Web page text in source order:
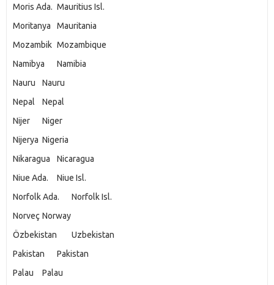
Moris Ada. Mauritius Isl.
Moritanya
Mauritania
Mozambik Mozambique
Namibya
Namibia
Nauru
Nauru
Nepal
Nepal
Nijer
Niger
Nijerya Nigeria
Nikaragua
Nicaragua
Niue Ada.
Niue Isl.
Norfolk Ada.
Norfolk Isl.
Norveç Norway
Özbekistan
Uzbekistan
Pakistan
Pakistan
Palau
Palau